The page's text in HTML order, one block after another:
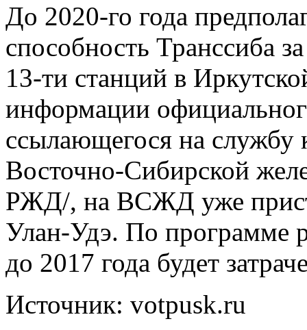
До 2020-го года
способность Транссиба
13-ти станций в
информации
ссылающегося на
Восточно-Сибирской
РЖД/, на ВСЖД уже
Улан-Удэ. По программе
до 2017 года будет
Источник: votpusk.ru